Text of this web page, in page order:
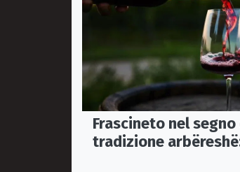
Frascineto nel
tradizione
edizione della Festa